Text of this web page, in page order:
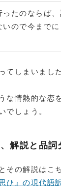
たのならば
いので今まで
てしまいました
な情熱的な恋
でしょう。
解説と品詞
その解説はこ
ひ』の現代語